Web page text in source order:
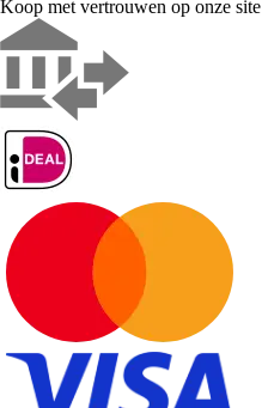
Koop met vertrouwen op onze site